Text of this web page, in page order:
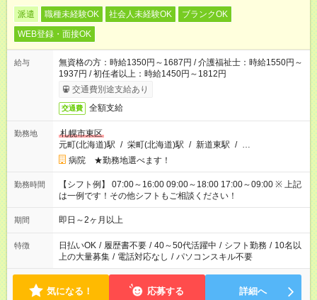
派遣 職種未経験OK 社会人未経験OK
ブランクOK
WEB登録・面接OK
給与
無資格の方：時給1350円～1687円 / 介護福祉士：時給1550円～
1937円 / 初任者以上：時給1450円～1812円
交通費別途支給あり
交通費 全額支給
勤務地
札幌市東区
元町(北海道)駅 / 栄町(北海道)駅 / 新道東駅 / …
病院 ★勤務地選べます！
勤務時間
【シフト例】 07:00～16:00 09:00～18:00 17:00～09:00 ※ 上記
は一例です！その他シフトもご相談ください！
期間 即日～2ヶ月以上
特徴 日払いOK / 履歴書不要 / 40～50代活躍中 / シフト勤務 / 10名以
上の大量募集 / 電話対応なし / パソコンスキル不要
気になる！ 応募する 詳細へ